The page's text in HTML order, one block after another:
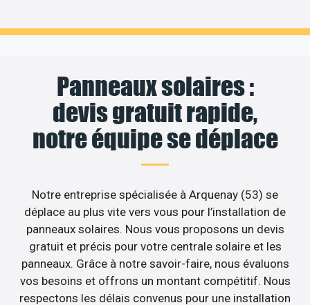
Panneaux solaires :
devis gratuit rapide,
notre équipe se déplace
Notre entreprise spécialisée à Arquenay (53) se
déplace au plus vite vers vous pour l’installation de
panneaux solaires. Nous vous proposons un devis
gratuit et précis pour votre centrale solaire et les
panneaux. Grâce à notre savoir-faire, nous évaluons
vos besoins et offrons un montant compétitif. Nous
respectons les délais convenus pour une installation